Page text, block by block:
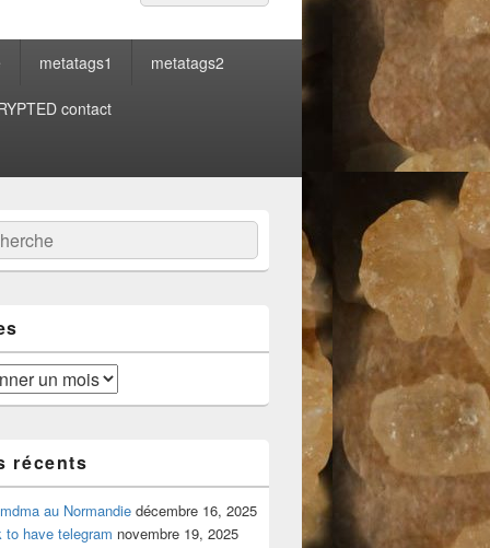
metatags1 metatags2
contact
récents
au Normandie décembre 16, 2025
to have telegram novembre 19, 2025